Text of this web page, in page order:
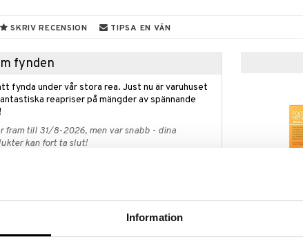
Information
SKRIV RECENSION TIPSA EN VÄN
fynden
fynda under vår stora rea. Just nu är varuhuset
reapriser på mängder av spännande
fram till 31/8-2026, men var snabb - dina
kan fort ta slut!
och godkänd som Medicinteknisk produkt. Den
samtidigt - torra fötter, förhårdnader, liktornar
FOOTMENDER